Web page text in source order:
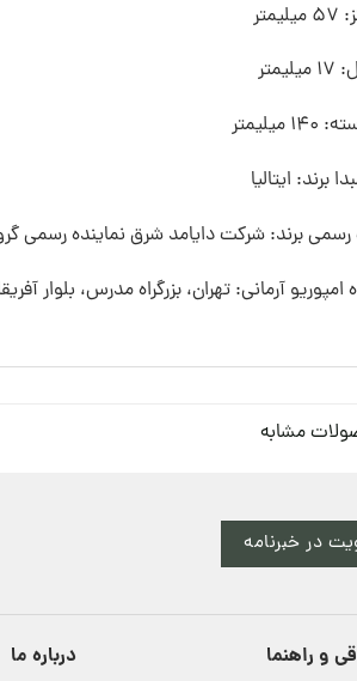
برند: ایتالیا
رسمی برند: شرکت دایامد شرق نماینده رسمی
امپوریو آرمانی: تهران، بزرگراه مدرس، بلوار
مشابه
در خبرنامه
و راهنما درباره ما